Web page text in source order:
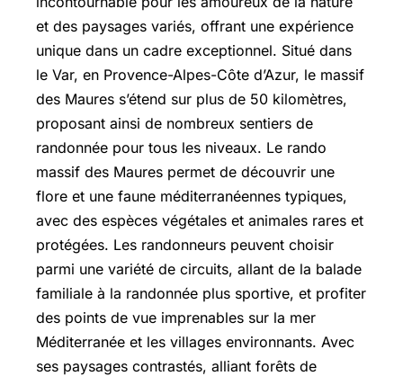
et des paysages variés, offrant une expérience
unique dans un cadre exceptionnel. Situé dans
le Var, en Provence-Alpes-Côte d’Azur, le massif
des Maures s’étend sur plus de 50 kilomètres,
proposant ainsi de nombreux sentiers de
randonnée pour tous les niveaux. Le rando
massif des Maures permet de découvrir une
flore et une faune méditerranéennes typiques,
avec des espèces végétales et animales rares et
protégées. Les randonneurs peuvent choisir
parmi une variété de circuits, allant de la balade
familiale à la randonnée plus sportive, et profiter
des points de vue imprenables sur la mer
Méditerranée et les villages environnants. Avec
ses paysages contrastés, alliant forêts de